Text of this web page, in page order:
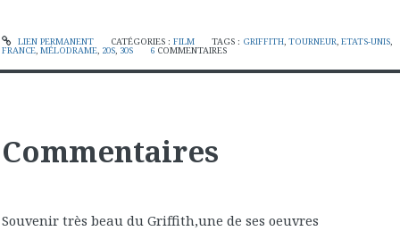
LIEN PERMANENT CATÉGORIES : FILM TAGS : GRIFFITH,TOURNEUR,ETATS-UNIS,
FRANCE, MÉLODRAME, 20S, 30S 6 COMMENTAIRES
Commentaires
Souvenir très beau du Griffith,une de ses oeuvres